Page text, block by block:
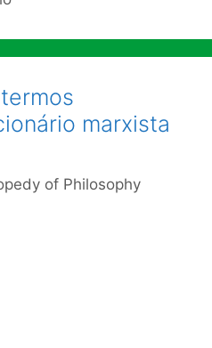
marxista
of Philosophy